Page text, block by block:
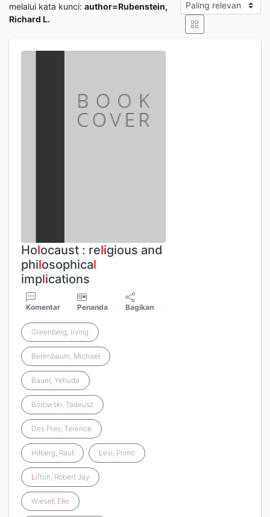
melalui kata kunci: author=Rubenstein,
Richard L.
Holocaust : religious and
philosophical
implications
Komentar Penanda Bagikan
Greenberg, Irving
Berenbaum, Michael
Bauer, Yehuda
Borowski, Tadeusz
Des Pres, Terence
Hilberg, Raul Levi, Primo
Lifton, Robert Jay
Wiesel, Elie